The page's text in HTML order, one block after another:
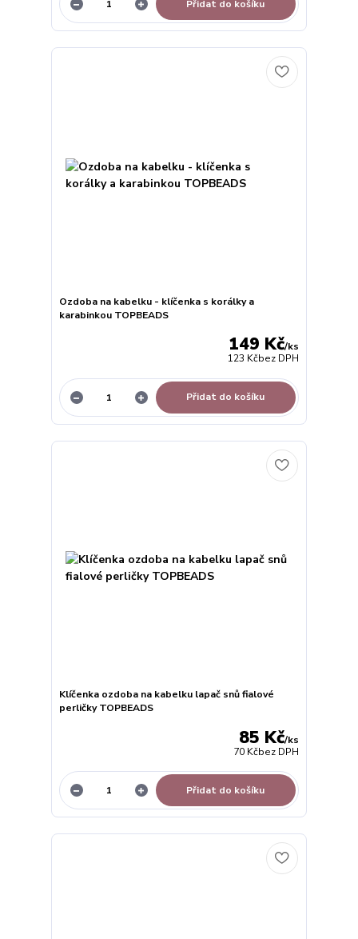
Přidat do košíku
Ozdoba na kabelku - klíčenka s korálky a
karabinkou TOPBEADS
149 Kč/ks
123 Kčbez DPH
Přidat do košíku
Klíčenka ozdoba na kabelku lapač snů fialové
perličky TOPBEADS
85 Kč/ks
70 Kčbez DPH
Přidat do košíku